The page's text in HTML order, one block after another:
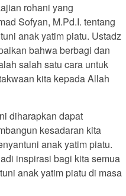
rohani yang
Sofyan, M.Pd.I. tentang
anak yatim piatu. Ustadz
bahwa berbagi dan
salah satu cara untuk
kita kepada Allah
diharapkan dapat
kesadaran kita
anak yatim piatu.
inspirasi bagi kita semua
anak yatim piatu di masa